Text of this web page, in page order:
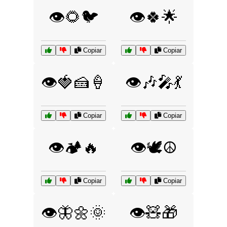
👁️🌻🐦
Copiar
👁️🍀🌟
Copiar
👁️🍓🍰🍦
Copiar
👁️🎶🎤💃
Copiar
👁️🏕️🔥
Copiar
👁️🕊️☮️
Copiar
👁️🦋🌼🌞 👁️🧸🎁